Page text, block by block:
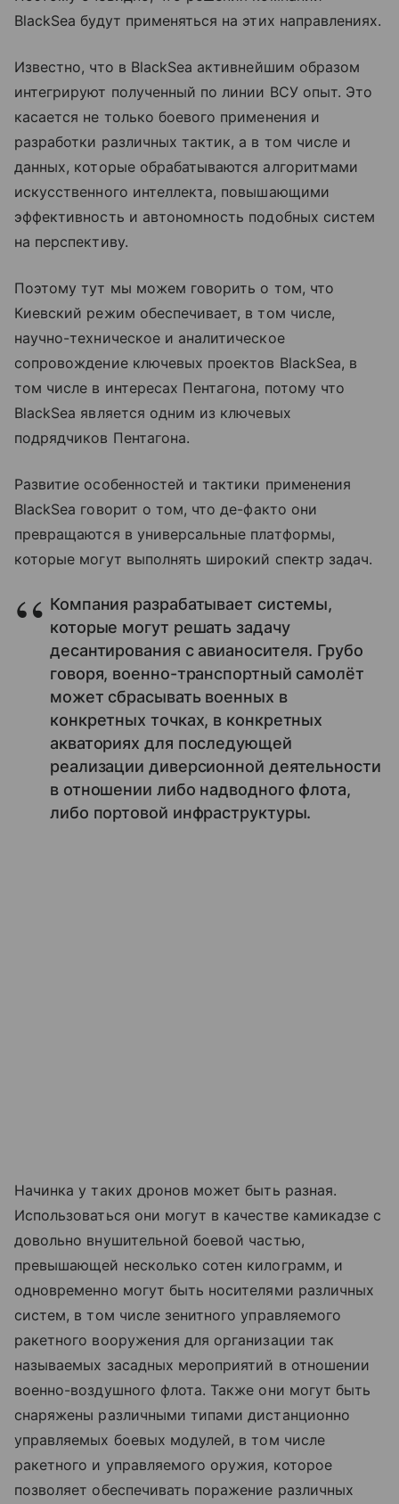
BlackSea будут применяться на этих направлениях.
Известно, что в BlackSea активнейшим образом
интегрируют полученный по линии ВСУ опыт. Это
касается не только боевого применения и
разработки различных тактик, а в том числе и
данных, которые обрабатываются алгоритмами
искусственного интеллекта, повышающими
эффективность и автономность подобных систем
на перспективу.
Поэтому тут мы можем говорить о том, что
Киевский режим обеспечивает, в том числе,
научно-техническое и аналитическое
сопровождение ключевых проектов BlackSea, в
том числе в интересах Пентагона, потому что
BlackSea является одним из ключевых
подрядчиков Пентагона.
Развитие особенностей и тактики применения
BlackSea говорит о том, что де-факто они
превращаются в универсальные платформы,
которые могут выполнять широкий спектр задач.
Компания разрабатывает системы,
которые могут решать задачу
десантирования с авианосителя. Грубо
говоря, военно-транспортный самолёт
может сбрасывать военных в
конкретных точках, в конкретных
акваториях для последующей
реализации диверсионной деятельности
в отношении либо надводного флота,
либо портовой инфраструктуры.
Начинка у таких дронов может быть разная.
Использоваться они могут в качестве камикадзе с
довольно внушительной боевой частью,
превышающей несколько сотен килограмм, и
одновременно могут быть носителями различных
систем, в том числе зенитного управляемого
ракетного вооружения для организации так
называемых засадных мероприятий в отношении
военно-воздушного флота. Также они могут быть
снаряжены различными типами дистанционно
управляемых боевых модулей, в том числе
ракетного и управляемого оружия, которое
позволяет обеспечивать поражение различных